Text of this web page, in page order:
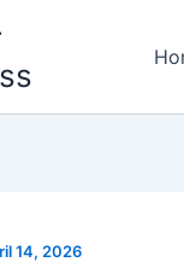
14, 2026